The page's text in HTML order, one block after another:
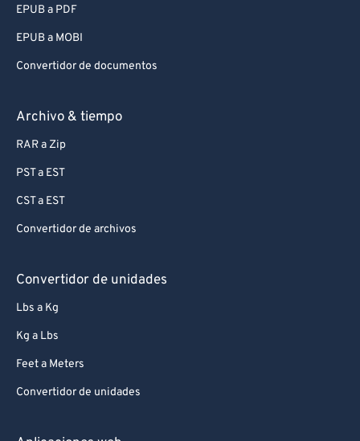
EPUB a PDF
EPUB a MOBI
Convertidor de documentos
Archivo & tiempo
RAR a Zip
PST a EST
CST a EST
Convertidor de archivos
Convertidor de unidades
Lbs a Kg
Kg a Lbs
Feet a Meters
Convertidor de unidades